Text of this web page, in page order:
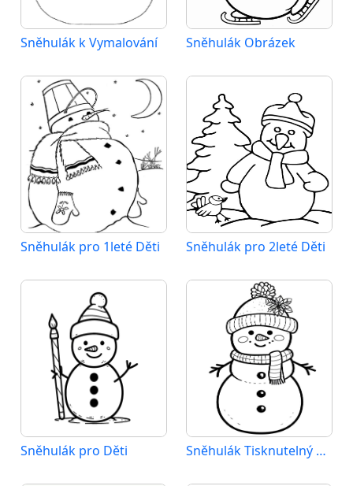
Sněhulák k Vymalování Sněhulák Obrázek
Sněhulák pro 1leté Děti Sněhulák pro 2leté Děti
Sněhulák pro Děti Sněhulák Tisknutelný pro Děti